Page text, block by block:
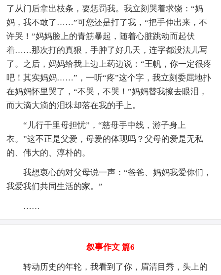
了从门后拿出枝条，要惩罚我。我立刻哭着求饶：“妈
妈，我不敢了……”可您还是打了我，“把手伸出来，不
许哭！”妈妈脸上的青筋暴起，随着心脏跳动而起伏
着……那次打的真狠，手肿了好几天，连字都没法儿写
了。之后，妈妈给我上边上药边说：“王帆，你一定很疼
吧！其实妈妈……”，一听“疼”这个字，我立刻委屈地扑
在妈妈怀里哭了，“不哭，不哭！”妈妈替我擦去眼泪，
而大滴大滴的泪珠却落在我的手上。
“儿行千里母担忧”，“慈母手中线，游子身上
衣。”这不正是父爱，母爱的体现吗？父母的爱是无私
的、伟大的、淳朴的。
我想衷心的对父母说一声：“爸爸、妈妈我爱你们，
我爱我们共同生活的家。”
……
叙事作文 篇6
转动历史的年轮，我看到了你，眉清目秀，头上的